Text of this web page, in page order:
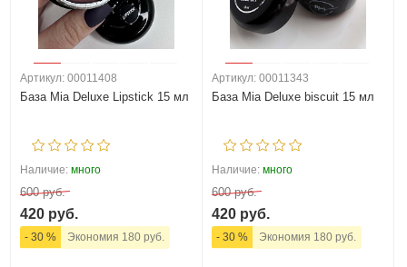
Артикул: 00011408
База Mia Deluxe Lipstick 15 мл
Наличие: много
600 руб.
420 руб.
- 30 % Экономия 180 руб.
Артикул: 00011343
База Mia Deluxe biscuit 15 мл
Наличие: много
600 руб.
420 руб.
- 30 % Экономия 180 руб.